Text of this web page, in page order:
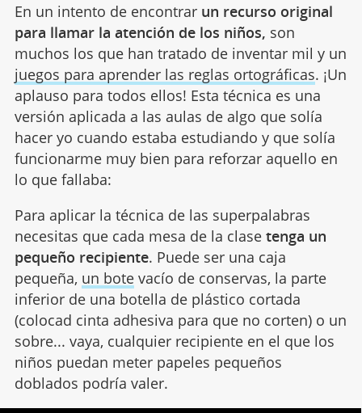
En un intento de encontrar un recurso original
para llamar la atención de los niños, son
muchos los que han tratado de inventar mil y un
juegos para aprender las reglas ortográficas. ¡Un
aplauso para todos ellos! Esta técnica es una
versión aplicada a las aulas de algo que solía
hacer yo cuando estaba estudiando y que solía
funcionarme muy bien para reforzar aquello en
lo que fallaba:
Para aplicar la técnica de las superpalabras
necesitas que cada mesa de la clase tenga un
pequeño recipiente. Puede ser una caja
pequeña, un botevacío de conservas, la parte
inferior de una botella de plástico cortada
(colocad cinta adhesiva para que no corten) o un
sobre... vaya, cualquier recipiente en el que los
niños puedan meter papeles pequeños
doblados podría valer.